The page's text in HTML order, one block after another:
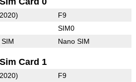
F9
SIM0
Nano SIM
Sim Card 1
F9